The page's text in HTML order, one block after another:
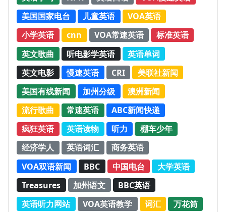
美国国家电台
儿童英语
VOA英语
小学英语
cnn VOA常速英语
标准英语
英文歌曲
听电影学英语
英语单词
英文电影
慢速英语 CRI
美联社新闻
美国有线新闻
加州分级
澳洲新闻
流行歌曲
常速英语
ABC新闻快递
疯狂英语
英语读物 听力
棚车少年
经济学人
英语词汇
商务英语
VOA双语新闻
BBC 中国电台
大学英语
Treasures
加州语文
BBC英语
英语听力网站
VOA英语教学 词汇
万花筒